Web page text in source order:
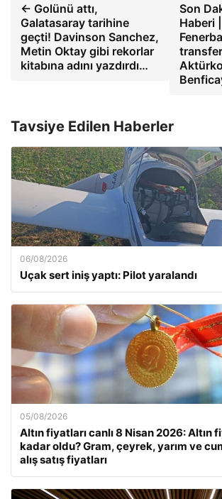
← Golünü attı,
Galatasaray tarihine
geçti! Davinson Sanchez,
Metin Oktay gibi rekorlar
kitabına adını yazdırdı…
Son
Haberi |
Tavsiye Edilen Haberler
06/08/2026
Uçak sert iniş yaptı: Pilot yaralandı
05/08/2026
Altın fiyatları canlı 8 Nisan 2026: Altın
kadar oldu? Gram, çeyrek, yarım ve
alış satış fiyatları